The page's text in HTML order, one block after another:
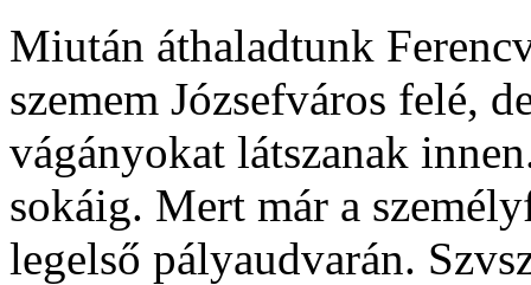
Miután áthaladtunk
szemem Józsefváros felé,
vágányokat látszanak
sokáig. Mert már a
legelső pályaudvarán.